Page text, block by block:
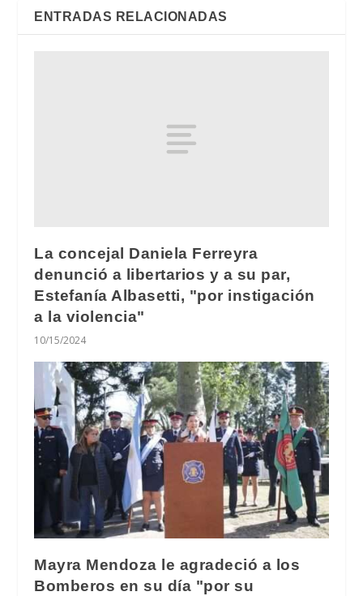
ENTRADAS RELACIONADAS
La concejal Daniela Ferreyra
denunció a libertarios y a su par,
Estefanía Albasetti, "por instigación
a la violencia"
10/15/2024
Mayra Mendoza le agradeció a los
Bomberos en su día "por su